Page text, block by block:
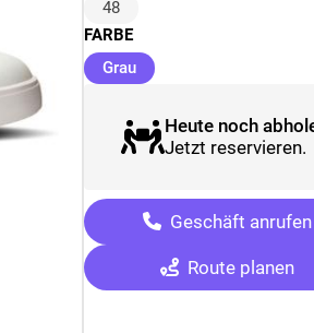
48
FARBE
Grau(ausgewählt)
Heute noch
Jetzt reservieren.
Geschäft anrufen
Route planen